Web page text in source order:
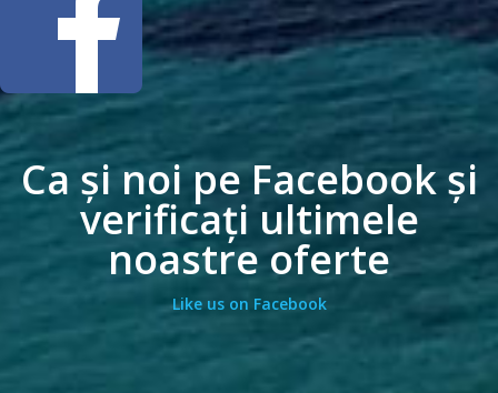
Ca și noi pe Facebook și
verificați ultimele
noastre oferte
Like us on Facebook